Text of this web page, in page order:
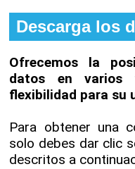
Descarga los
Ofrecemos la
datos en varios
flexibilidad para su
Para obtener una
solo debes dar clic
descritos a